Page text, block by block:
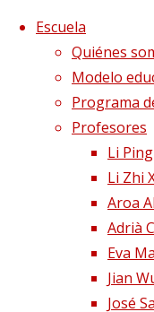
Saltar al contenido
Escuela
Quiénes
Modelo
Programa
Profesores
Li Ping
Li Zhi
Aroa
Adrià
Eva
Jian
José